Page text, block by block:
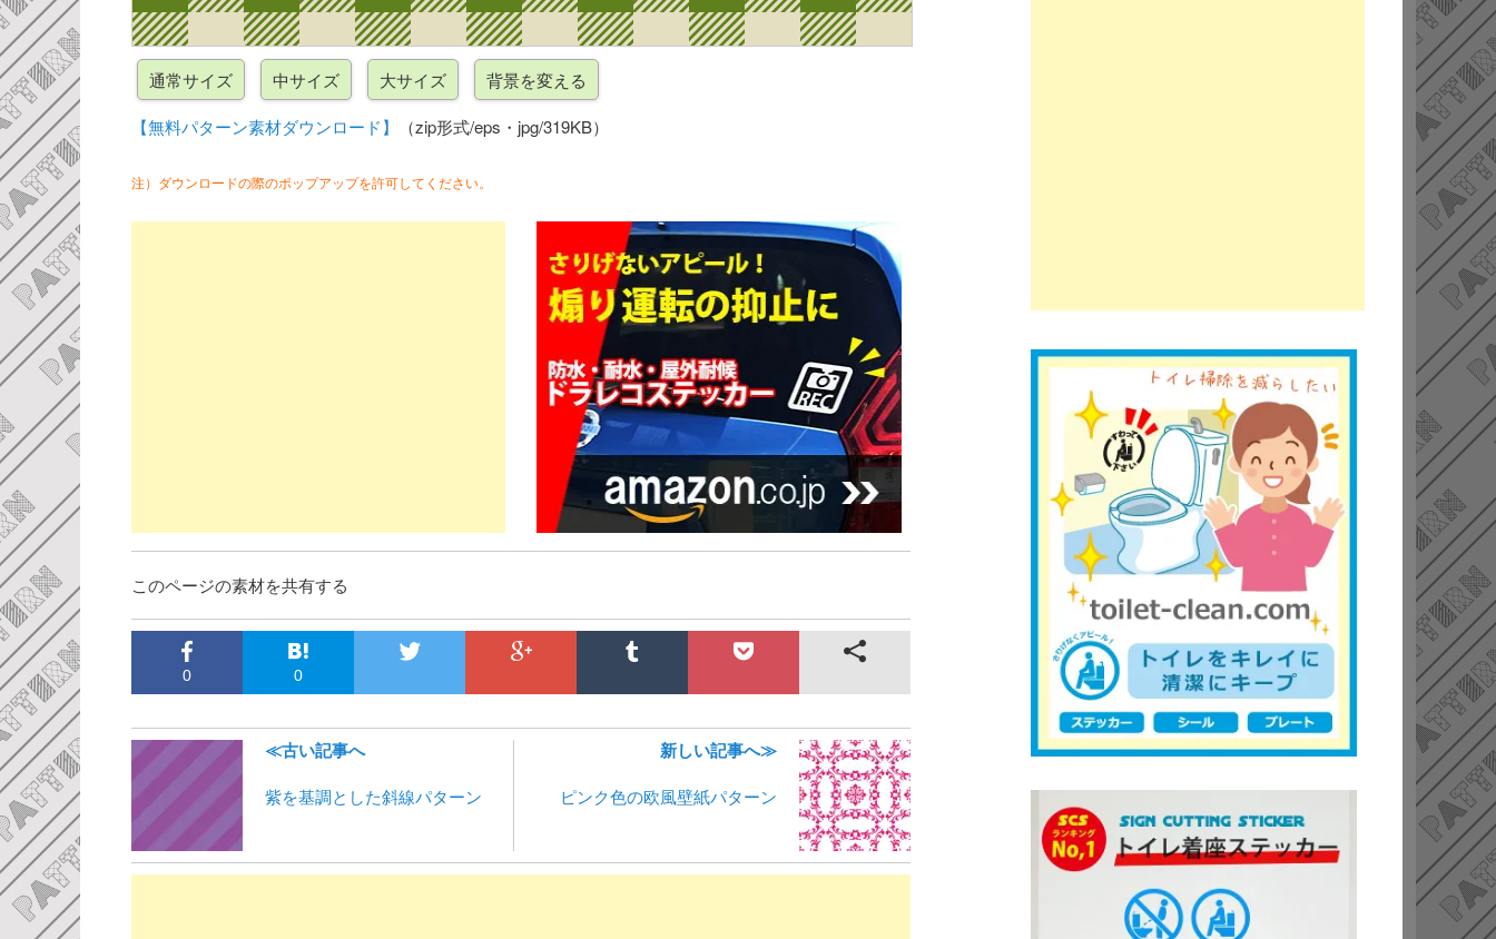
【無料パターン素材ダウンロード】 （zip形式/eps・jpg/319KB）
注）ダウンロードの際のポップアップを許可してください。
このページの素材を共有する
0 0
≪古い記事へ
紫を基調とした斜線パターン
新しい記事へ≫
ピンク色の欧風壁紙パターン